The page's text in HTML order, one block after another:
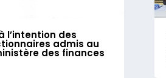
l’intention des
admis au
des finances